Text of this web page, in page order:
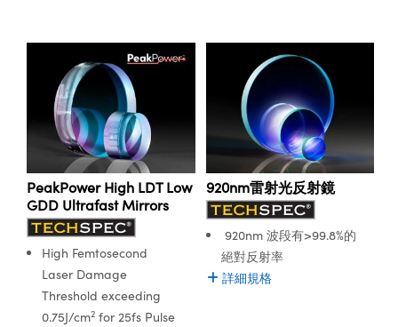
PeakPower High LDT Low
GDD Ultrafast Mirrors
High Femtosecond
Laser Damage
Threshold exceeding
0.75J/cm2 for 25fs Pulse
920nm雷射光反射鏡
920nm 波段有>99.8%的
絕對反射率
詳細規格